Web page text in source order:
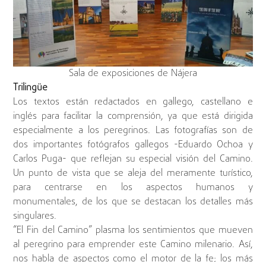
Sala de exposiciones de Nájera
Trilingüe
Los textos están redactados en gallego, castellano e
inglés para facilitar la comprensión, ya que está dirigida
especialmente a los peregrinos. Las fotografías son de
dos importantes fotógrafos gallegos -Eduardo Ochoa y
Carlos Puga- que reflejan su especial visión del Camino.
Un punto de vista que se aleja del meramente turístico,
para centrarse en los aspectos humanos y
monumentales, de los que se destacan los detalles más
singulares.
“El Fin del Camino” plasma los sentimientos que mueven
al peregrino para emprender este Camino milenario. Así,